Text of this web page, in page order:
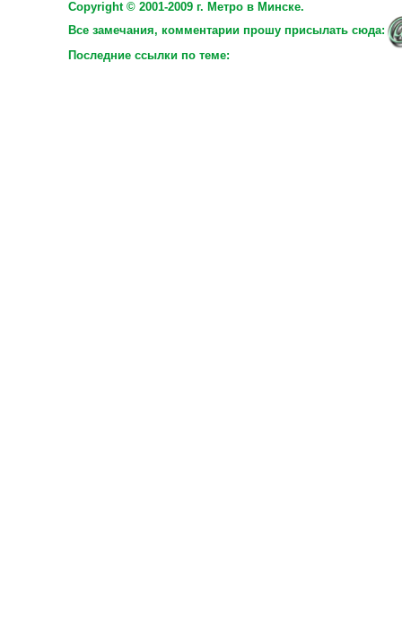
Copyright © 2001-2009 г. Метро в Минске.
Все замечания, комментарии прошу присылать сюда:
Последние ссылки по теме: